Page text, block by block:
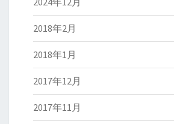
2018年2月
2018年1月
2017年12月
2017年11月